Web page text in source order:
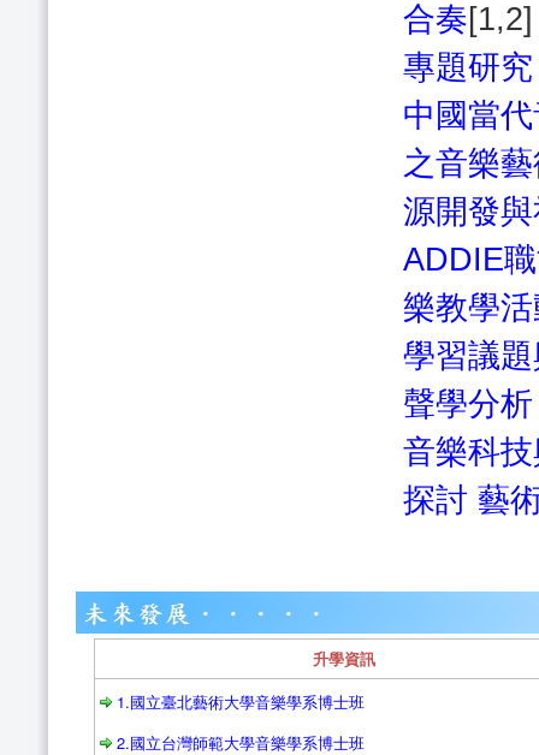
合奏
專題研究
中國當
之音樂
源開發
ADDIE
樂教學
學習議
聲學分析
音樂科
探討 藝
升學資訊
1.國立臺北藝術大學音樂學系博士班
2.國立台灣師範大學音樂學系博士班